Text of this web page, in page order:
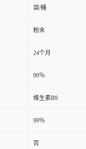
袋/桶
粉末
24个月
99％
维生素B9
99％
否